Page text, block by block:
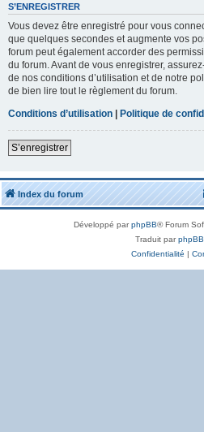
S’ENREGISTRER
Vous devez être enregistré pour vous
que quelques secondes et augmente vos
forum peut également accorder des
du forum. Avant de vous enregistrer,
de nos conditions d’utilisation et de notre
de bien lire tout le règlement du forum.
Conditions d’utilisation | Politique de
S’enregistrer
Index du forum
Développé parphpBB® Forum
Traduit par
Confidentialité |